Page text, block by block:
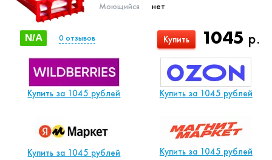
Моющийся нет
1045 р.
Купить
N/A 0 отзывов
Купить за 1045 рублей Купить за 1045 рублей
Купить за 1045 рублей Купить за 1045 рублей